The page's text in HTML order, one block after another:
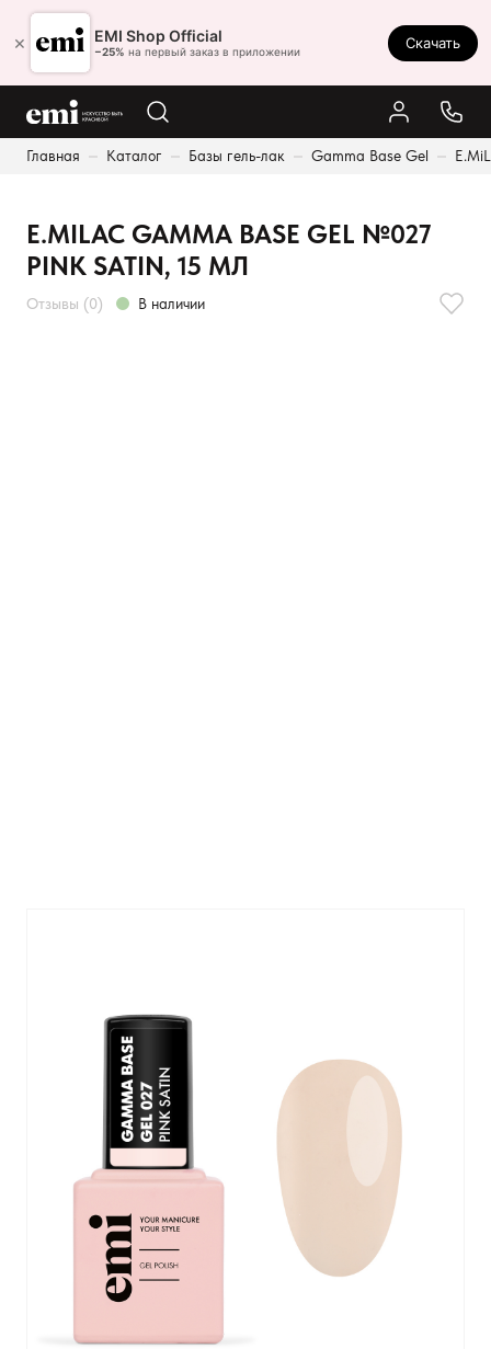
× EMI Shop Official
−25% на первый заказ в приложении
Скачать
Главная Каталог Базы гель-лак Gamma Base Gel
Ростов-на-Дону
8 (800) 550-86-95
Каталог
Оплата и доставка
E.MILAC GAMMA BASE GEL №027
PINK SATIN, 15 МЛ
Отзывы (0) В наличии